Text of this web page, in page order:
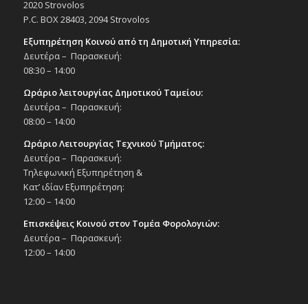
παράσταση τμήματος χορού Ιδιωτικής
Σχολής Φόρουμ», 7/2/25
Δημοτικό Θέατρο Στροβόλου
9
Συναυλία «Αφιέρωμα στον Νίκο Γκάτσο»,
9/2/25
ΦΕΒ
12
Φιλολογικό Μνημόσυνο προς τιμήν της
19:30
Εκδηλώσεις Δήμου
Πολιτιστικό Κέντρο Στροβόλου
2020 Strovolos
P.C. BOX 28403, 2094 Strovolos
Εξυπηρέτηση Κοινού από τη Δημοτική Υπηρεσία:
Δευτέρα – Παρασκευή:
08:30 – 14:00
Ωράριο λειτουργίας Δημοτικού Ταμείου:
Δευτέρα – Παρασκευή:
08:00 – 14:00
Ωράριο Λειτουργίας Τεχνικού Τμήματος:
Δευτέρα – Παρασκευή:
Τηλεφωνική Εξυπηρέτηση &
Κατ’ ιδίαν Εξυπηρέτηση:
12:00 – 14:00
Επισκέψεις Κοινού στον Τομέα Φορολογιών:
Δευτέρα – Παρασκευή:
12:00 – 14:00